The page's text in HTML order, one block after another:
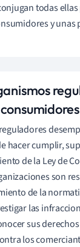
todas
y unas
hacer cumplir,
de la Ley de
son
de la
las
sus
los